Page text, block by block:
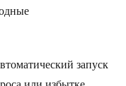
запуск